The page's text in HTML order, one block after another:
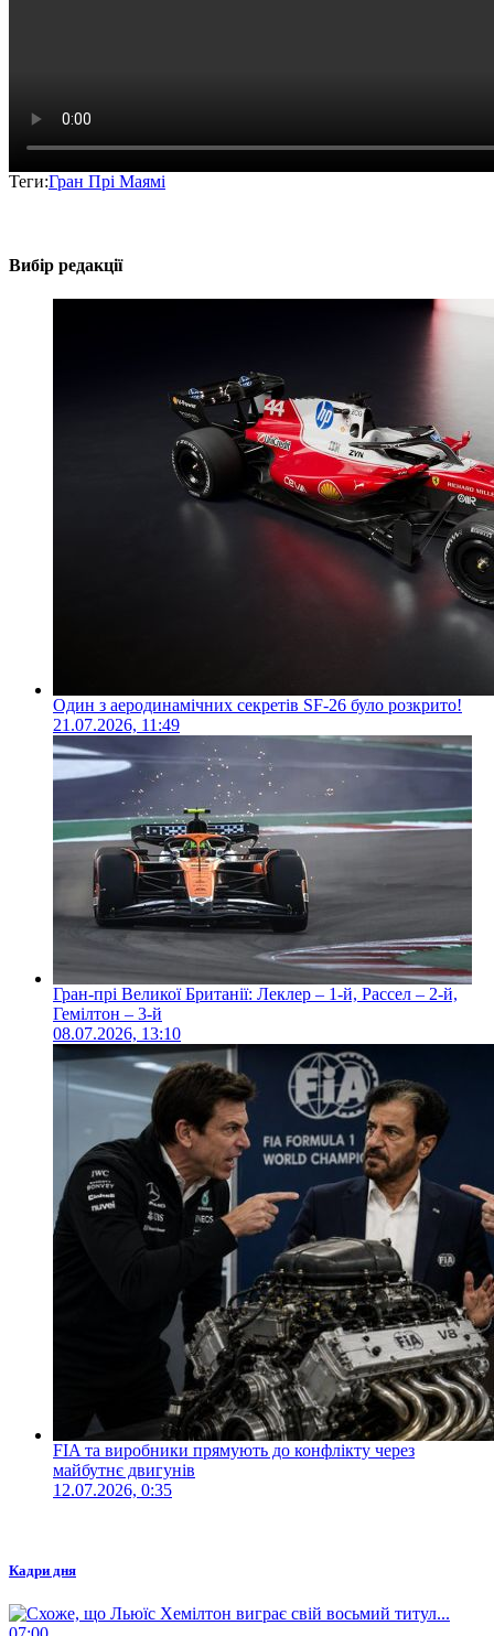
Теги:Гран Прі Маямі
Вибір редакції
Один з аеродинамічних секретів SF-26 було розкрито!
21.07.2026, 11:49
Гран-прі Великої Британії: Леклер – 1-й, Рассел – 2-й,
Гемілтон – 3-й
08.07.2026, 13:10
FIA та виробники прямують до конфлікту через
майбутнє двигунів
12.07.2026, 0:35
Кадри дня